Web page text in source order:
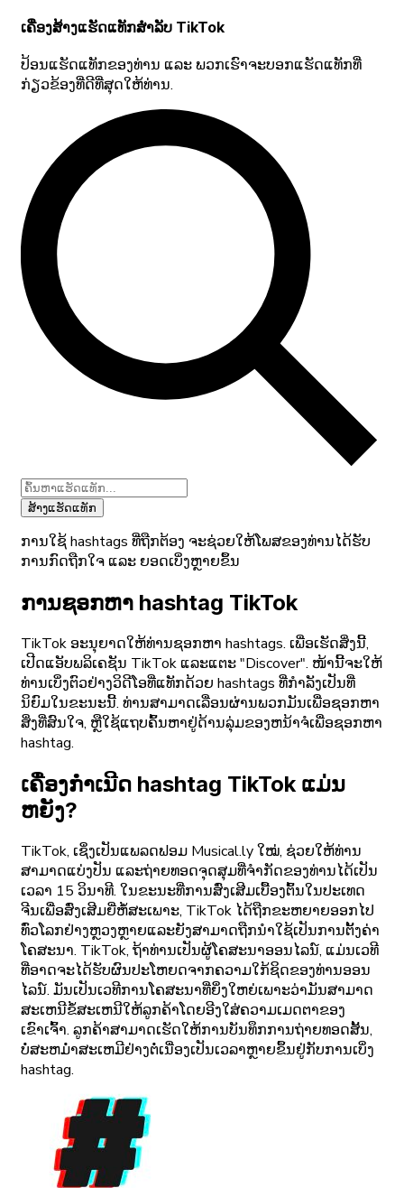
ເຄື່ອງສ້າງແຮັດແທັກສຳລັບ TikTok
ປ້ອນແຮັດແທັກຂອງທ່ານ ແລະ ພວກເຮົາຈະບອກແຮັດແທັກທີ່
ກ່ຽວຂ້ອງທີ່ດີທີ່ສຸດໃຫ້ທ່ານ.
ສ້າງແຮັດແທັກ
ການໃຊ້ hashtags ທີ່ຖືກຕ້ອງ ຈະຊ່ວຍໃຫ້ໂພສຂອງທ່ານໄດ້ຮັບ
ການກົດຖືກໃຈ ແລະ ຍອດເບິ່ງຫຼາຍຂຶ້ນ
ການຊອກຫາ hashtag TikTok
TikTok ອະນຸຍາດໃຫ້ທ່ານຊອກຫາ hashtags. ເພື່ອເຮັດສິ່ງນີ້,
ເປີດແອັບພລິເຄຊັນ TikTok ແລະແຕະ "Discover". ໜ້ານີ້ຈະໃຫ້
ທ່ານເບິ່ງຕົວຢ່າງວິດີໂອທີ່ແທັກດ້ວຍ hashtags ທີ່ກຳລັງເປັນທີ່
ນິຍົມໃນຂະນະນີ້. ທ່ານສາມາດເລື່ອນຜ່ານພວກມັນເພື່ອຊອກຫາ
ສິ່ງທີ່ສົນໃຈ, ຫຼືໃຊ້ແຖບຄົ້ນຫາຢູ່ດ້ານລຸ່ມຂອງຫນ້າຈໍເພື່ອຊອກຫາ
hashtag.
ເຄື່ອງກໍາເນີດ hashtag TikTok ແມ່ນ
ຫຍັງ?
TikTok, ເຊິ່ງເປັນແພລດຟອມ Musical.ly ໃໝ່, ຊ່ວຍໃຫ້ທ່ານ
ສາມາດແບ່ງປັນ ແລະຖ່າຍທອດຈຸດສຸມທີ່ຈຳກັດຂອງທ່ານໄດ້ເປັນ
ເວລາ 15 ວິນາທີ. ໃນຂະນະທີ່ການສົ່ງເສີມເບື້ອງຕົ້ນໃນປະເທດ
ຈີນເພື່ອສົ່ງເສີມຍີ່ຫໍ້ສະເພາະ, TikTok ໄດ້ຖືກຂະຫຍາຍອອກໄປ
ທົ່ວໂລກຢ່າງຫຼວງຫຼາຍແລະຍັງສາມາດຖືກນໍາໃຊ້ເປັນການຕັ້ງຄ່າ
ໂຄສະນາ. TikTok, ຖ້າທ່ານເປັນຜູ້ໂຄສະນາອອນໄລນ໌, ແມ່ນເວທີ
ທີ່ອາດຈະໄດ້ຮັບຜົນປະໂຫຍດຈາກຄວາມໃກ້ຊິດຂອງທ່ານອອນ
ໄລນ໌. ມັນເປັນເວທີການໂຄສະນາທີ່ຍິ່ງໃຫຍ່ເພາະວ່າມັນສາມາດ
ສະເຫນີຂໍ້ສະເຫນີໃຫ້ລູກຄ້າໂດຍອີງໃສ່ຄວາມເມດຕາຂອງ
ເຂົາເຈົ້າ. ລູກຄ້າສາມາດເຮັດໃຫ້ການບັນທຶກການຖ່າຍທອດສັ້ນ,
ບໍ່ສະຫມໍ່າສະເຫມີຢ່າງຕໍ່ເນື່ອງເປັນເວລາຫຼາຍຂຶ້ນຢູ່ກັບການເບິ່ງ
hashtag.